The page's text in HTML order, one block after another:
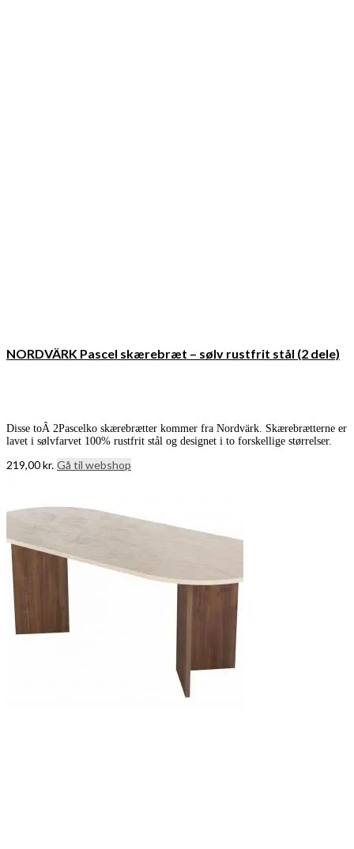
NORDVÄRK Pascel skærebræt – sølv rustfrit stål (2 dele)
Disse toÂ 2Pascelko skærebrætter kommer fra Nordvärk. Skærebrætterne er
lavet i sølvfarvet 100% rustfrit stål og designet i to forskellige størrelser.
219,00kr. Gå til webshop